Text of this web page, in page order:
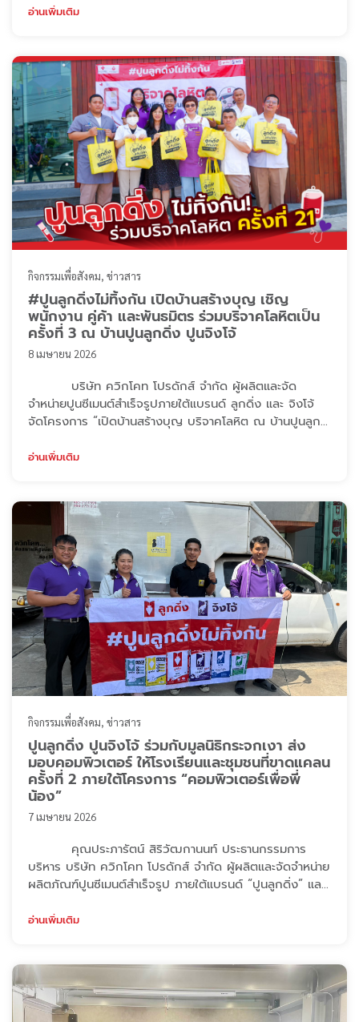
การแก้ไขสถานการณ์ฉุกเฉินที่อาจเกิดขึ้นได้อย่างถูกต้อง
ปฐมพยาบาลผู้บาดเจ็บเบื้อง ...
อ่านเพิ่มเติม
กิจกรรมเพื่อสังคม ข่าวสาร
#ปูนลูกดิ่งไม่ทิ้งกัน เปิดบ้านสร้างบุญ เชิญ
พนักงาน คู่ค้า และพันธมิตร ร่วมบริจาคโลหิตเป็น
ครั้งที่ 3 ณ บ้านปูนลูกดิ่ง ปูนจิงโจ้
8 เมษายน 2026
บริษัท ควิกโคท โปรดักส์ จำกัด ผู้ผลิตและจัด
จำหน่ายปูนซีเมนต์สำเร็จรูปภายใต้แบรนด์ ลูกดิ่ง และ จิงโจ้
จัดโครงการ “เปิดบ้านสร้างบุญ บริจาคโลหิต ณ บ้านปูนลูก
แบบนี้ขึ้น ณ สำนักงานใหญ่ ตามเจตนารมณ์ของ คุณประภา
ภายใต้โครงการ “1 ...
อ่านเพิ่มเติม
กิจกรรมเพื่อสังคม ข่าวสาร
ปูนลูกดิ่ง ปูนจิงโจ้ ร่วมกับมูลนิธิกระจกเงา ส่ง
มอบคอมพิวเตอร์ ให้โรงเรียนและชุมชนที่ขาดแคลน
ครั้งที่ 2 ภายใต้โครงการ “คอมพิวเตอร์เพื่อพี่
น้อง”
7 เมษายน 2026
คุณประภารัตน์ สิริวัฒกานนท์ ประธานกรรมการ
บริหาร บริษัท ควิกโคท โปรดักส์ จำกัด ผู้ผลิตและจัดจำหน่าย
ผลิตภัณฑ์ปูนซีเมนต์สำเร็จรูป ภายใต้แบรนด์ “ปูนลูกดิ่ง” และ
แก่เยาวชน ผ่านการบริจาคเครื่องคอมพิวเตอร์และอุปกรณ์
อ่านเพิ่มเติม